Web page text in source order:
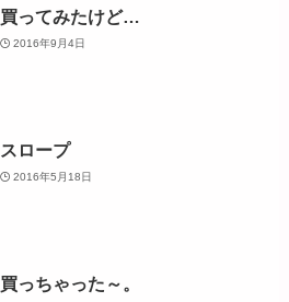
買ってみたけど…
2016年9月4日
スロープ
2016年5月18日
買っちゃった～。